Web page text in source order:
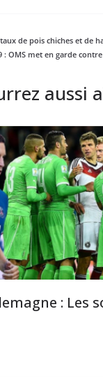
de pois chiches et de
: OMS met en garde
aussi
: Les